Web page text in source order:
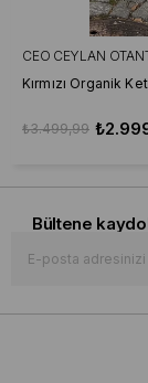
CEO CEYLAN
Kırmızı Organik
₺3.499,99
Bültene